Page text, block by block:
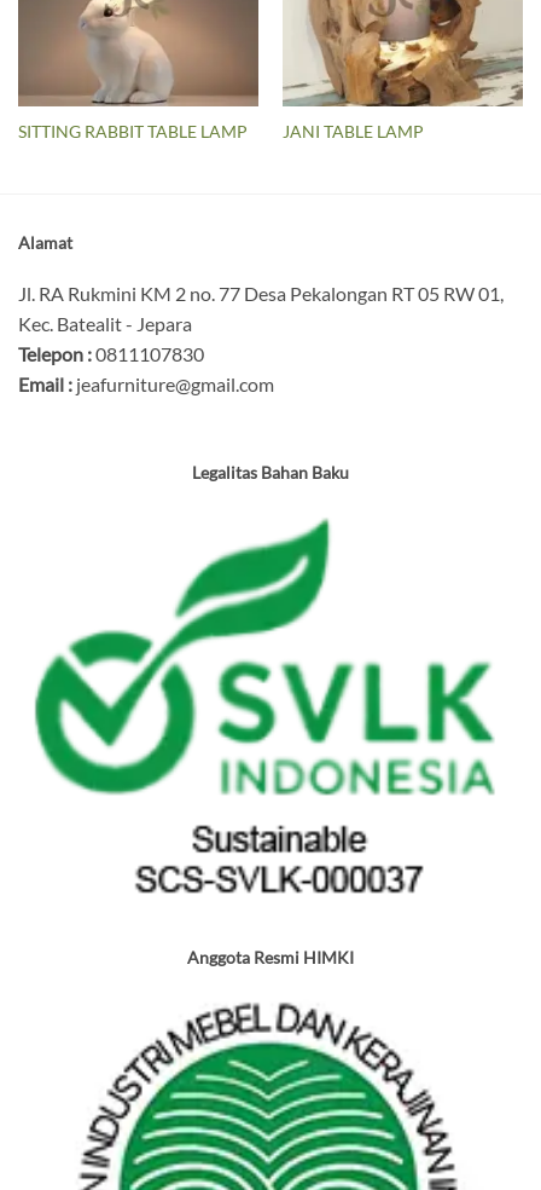
SITTING RABBIT TABLE LAMP JANI TABLE LAMP
Alamat
Jl. RA Rukmini KM 2 no. 77 Desa Pekalongan RT 05 RW 01,
Kec. Batealit - Jepara
Telepon :0811107830
Email : jeafurniture@gmail.com
Legalitas Bahan Baku
Anggota Resmi HIMKI